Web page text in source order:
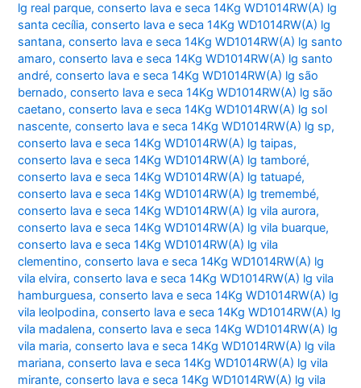
lg real parque,conserto lava e seca 14Kg WD1014RW(A) lg
santa cecília,conserto lava e seca 14Kg WD1014RW(A) lg
santana,conserto lava e seca 14Kg WD1014RW(A) lg santo
amaro,conserto lava e seca 14Kg WD1014RW(A) lg santo
andré,conserto lava e seca 14Kg WD1014RW(A) lg são
bernado,conserto lava e seca 14Kg WD1014RW(A) lg são
caetano,conserto lava e seca 14Kg WD1014RW(A) lg sol
nascente,conserto lava e seca 14Kg WD1014RW(A) lg sp,
conserto lava e seca 14Kg WD1014RW(A) lg taipas,
conserto lava e seca 14Kg WD1014RW(A) lg tamboré,
conserto lava e seca 14Kg WD1014RW(A) lg tatuapé,
conserto lava e seca 14Kg WD1014RW(A) lg tremembé,
conserto lava e seca 14Kg WD1014RW(A) lg vila aurora,
conserto lava e seca 14Kg WD1014RW(A) lg vila buarque,
conserto lava e seca 14Kg WD1014RW(A) lg vila
clementino,conserto lava e seca 14Kg WD1014RW(A) lg
vila elvira,conserto lava e seca 14Kg WD1014RW(A) lg vila
hamburguesa,conserto lava e seca 14Kg WD1014RW(A) lg
vila leolpodina,conserto lava e seca 14Kg WD1014RW(A) lg
vila madalena,conserto lava e seca 14Kg WD1014RW(A) lg
vila maria,conserto lava e seca 14Kg WD1014RW(A) lg vila
mariana,conserto lava e seca 14Kg WD1014RW(A) lg vila
mirante,conserto lava e seca 14Kg WD1014RW(A) lg vila